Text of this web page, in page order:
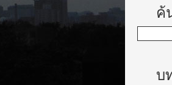
ค้น
บท